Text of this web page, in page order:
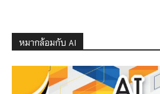
หมากล้อมกับ AI